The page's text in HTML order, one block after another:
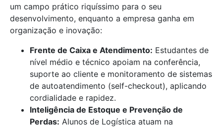
um campo prático riquíssimo para o seu
desenvolvimento, enquanto a empresa ganha em
organização e inovação:
Frente de Caixa e Atendimento: Estudantes de
nível médio e técnico apoiam na conferência,
suporte ao cliente e monitoramento de sistemas
de autoatendimento (self-checkout), aplicando
cordialidade e rapidez.
Inteligência de Estoque e Prevenção de
Perdas: Alunos de Logística atuam na